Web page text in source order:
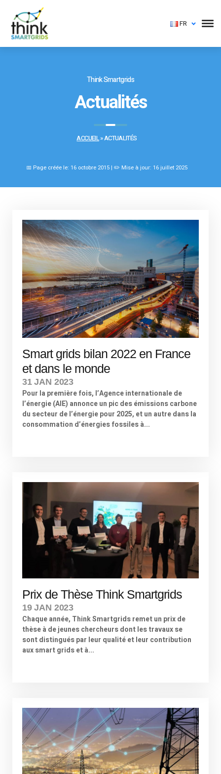
FR
Think Smartgrids
Actualités
ACCUEIL»ACTUALITÉS
📅 Page créée le: 16 octobre 2015 | ✏️ Mise à jour: 16 juillet 2025
Smart grids bilan 2022 en France
et dans le monde
31 JAN 2023
Pour la première fois, l’Agence internationale de
l’énergie (AIE) annonce un pic des émissions carbone
du secteur de l’énergie pour 2025, et un autre dans la
consommation d’énergies fossiles à...
Prix de Thèse Think Smartgrids
19 JAN 2023
Chaque année, Think Smartgrids remet un prix de
thèse à de jeunes chercheurs dont les travaux se
sont distingués par leur qualité et leur contribution
aux smart grids et à...